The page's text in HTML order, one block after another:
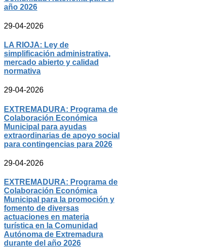
año 2026
29-04-2026
LA RIOJA: Ley de
simplificación administrativa,
mercado abierto y calidad
normativa
29-04-2026
EXTREMADURA: Programa de
Colaboración Económica
Municipal para ayudas
extraordinarias de apoyo social
para contingencias para 2026
29-04-2026
EXTREMADURA: Programa de
Colaboración Económica
Municipal para la promoción y
fomento de diversas
actuaciones en materia
turística en la Comunidad
Autónoma de Extremadura
durante del año 2026